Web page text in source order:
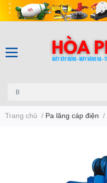
Trang chủ / Pa lăng cáp điện /